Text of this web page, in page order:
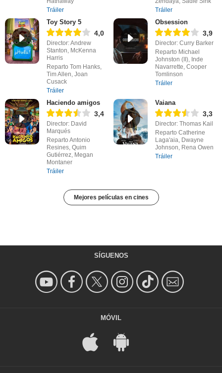
Tráiler
Tráiler
Toy Story 5
4,0
Director: Andrew
Stanton, McKenna
Harris
Reparto Tom Hanks,
Tim Allen, Joan
Cusack
Tráiler
Obsession
3,9
Director: Curry Barker
Reparto Michael
Johnston (II), Inde
Navarrette, Cooper
Tomlinson
Tráiler
Haciendo amigos
3,4
Director: David
Marqués
Reparto Antonio
Resines, Quim
Gutiérrez, Megan
Montaner
Tráiler
Vaiana
3,3
Director: Thomas Kail
Reparto Catherine
Laga'aia, Dwayne
Johnson, Rena Owen
Tráiler
Mejores películas en cines
SÍGUENOS
MÓVIL